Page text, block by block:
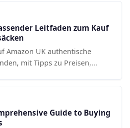
Leitfaden zum Kauf
Amazon UK authentische
mit Tipps zu Preisen,...
Guide to Buying